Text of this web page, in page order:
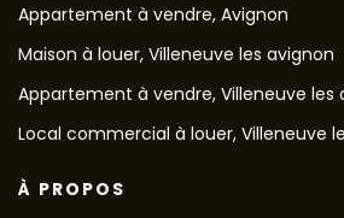
Appartement à vendre, Avignon
Maison à louer, Villeneuve les avignon
Appartement à vendre, Villeneuve les
Local commercial à louer, Villeneuve
À PROPOS